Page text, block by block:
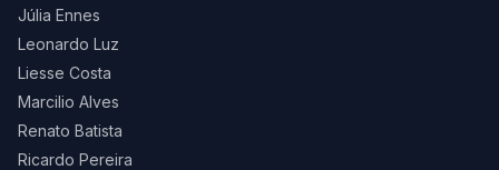
Júlia Ennes
Leonardo Luz
Liesse Costa
Marcilio Alves
Renato Batista
Ricardo Pereira